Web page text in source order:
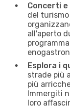
Concerti
del
all'aperto
Esplora i
strade più
più
Immergiti
loro